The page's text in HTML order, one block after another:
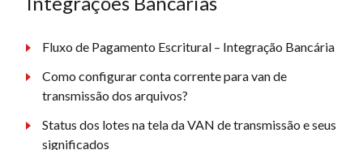
Fluxo de Pagamento Escritural – Integração Bancária
Como configurar conta corrente para van de
transmissão dos arquivos?
Status dos lotes na tela da VAN de transmissão e seus
significados